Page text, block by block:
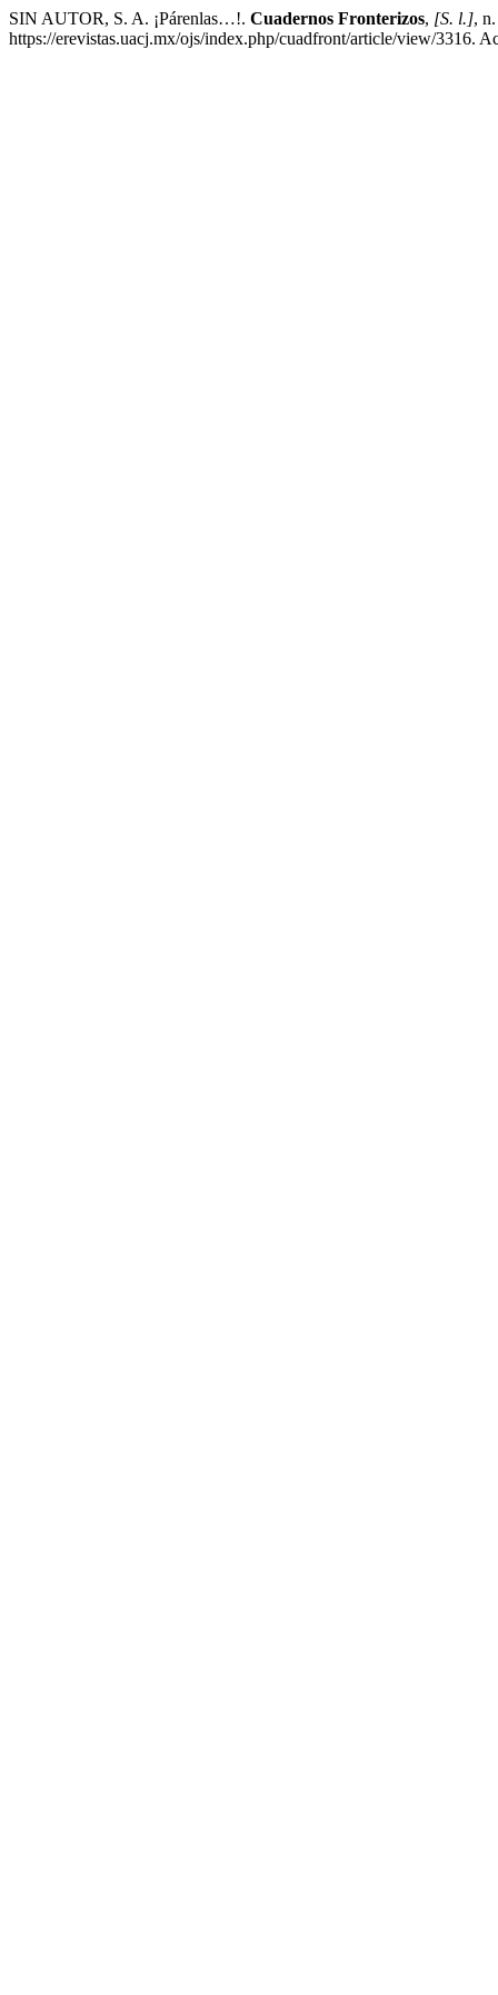
SIN AUTOR, S. A. ¡Párenlas…!. Cuadernos Fronterizos, [S. l.],
https://erevistas.uacj.mx/ojs/index.php/cuadfront/article/view/3316.